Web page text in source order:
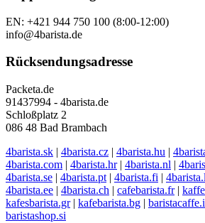
EN: +421 944 750 100 (8:00-12:00)
info@4barista.de
Rücksendungsadresse
Packeta.de
91437994 - 4barista.de
Schloßplatz 2
086 48 Bad Brambach
4barista.sk | 4barista.cz | 4barista.hu |
4barista.com | 4barista.hr| 4barista.nl |
4barista.se | 4barista.pt | 4barista.fi |
4barista.ee | 4barista.ch | cafebarista.fr|
kafesbarista.gr| kafebarista.bg |
baristashop.si